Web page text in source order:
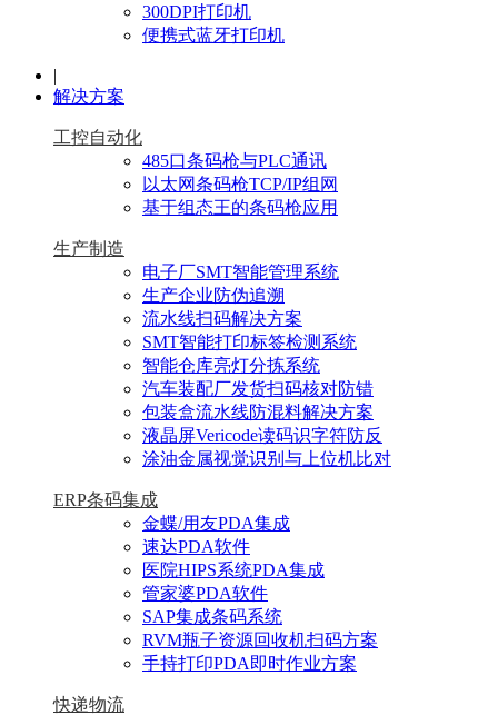
300DPI打印机
便携式蓝牙打印机
|
解决方案
工控自动化
485口条码枪与PLC通讯
以太网条码枪TCP/IP组网
基于组态王的条码枪应用
生产制造
电子厂SMT智能管理系统
生产企业防伪追溯
流水线扫码解决方案
SMT智能打印标签检测系统
智能仓库亮灯分拣系统
汽车装配厂发货扫码核对防错
包装盒流水线防混料解决方案
液晶屏Vericode读码识字符防反
涂油金属视觉识别与上位机比对
ERP条码集成
金蝶/用友PDA集成
速达PDA软件
医院HIPS系统PDA集成
管家婆PDA软件
SAP集成条码系统
RVM瓶子资源回收机扫码方案
手持打印PDA即时作业方案
快递物流